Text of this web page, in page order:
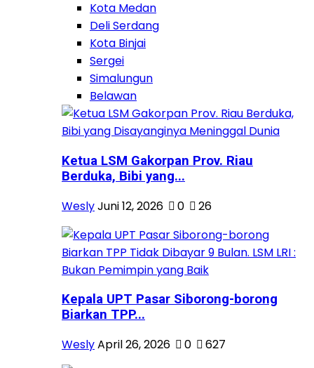
Kota Medan
Deli Serdang
Kota Binjai
Sergei
Simalungun
Belawan
Ketua LSM Gakorpan Prov. Riau
Berduka, Bibi yang...
WeslyJuni 12, 2026 0 26
Kepala UPT Pasar Siborong-borong
Biarkan TPP...
WeslyApril 26, 2026 0 627